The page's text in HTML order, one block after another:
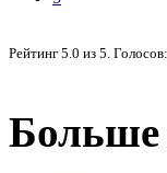
Рейтинг 5.0 из 5. Голосов:
Больше